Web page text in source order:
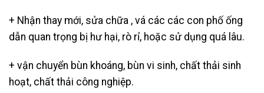
+ Nhận thay mới, sửa chữa , vá các các con phố ống
dẫn quan trọng bị hư hại, rò rỉ, hoặc sử dụng quá lâu.
+ vận chuyển bùn khoáng, bùn vi sinh, chất thải sinh
hoạt, chất thải công nghiệp.